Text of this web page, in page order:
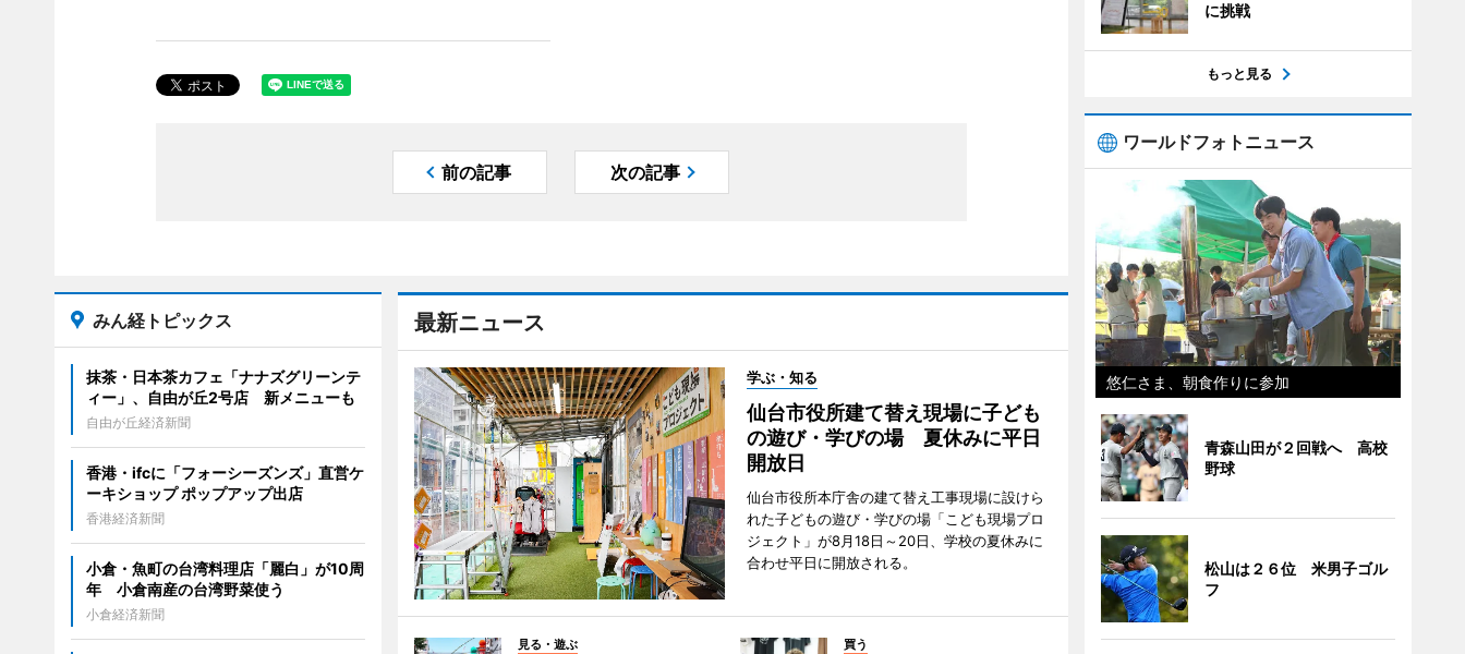
前の記事 次の記事
最新ニュース
学ぶ・知る
仙台市役所建て替え現場に子ども
の遊び・学びの場 夏休みに平日
開放日
仙台市役所本庁舎の建て替え工事現場に設けら
れた子どもの遊び・学びの場「こども現場プロ
ジェクト」が8月18日～20日、学校の夏休みに
合わせ平日に開放される。
見る・遊ぶ 買う
みん経トピックス
抹茶・日本茶カフェ「ナナズグリーンテ
ィー」、自由が丘2号店 新メニューも
自由が丘経済新聞
香港・ifcに「フォーシーズンズ」直営ケ
ーキショップ ポップアップ出店
香港経済新聞
小倉・魚町の台湾料理店「麗白」が10周
年 小倉南産の台湾野菜使う
小倉経済新聞
に挑戦
もっと見る
ワールドフォトニュース
悠仁さま、朝食作りに参加
青森山田が２回戦へ 高校
野球
松山は２６位 米男子ゴル
フ